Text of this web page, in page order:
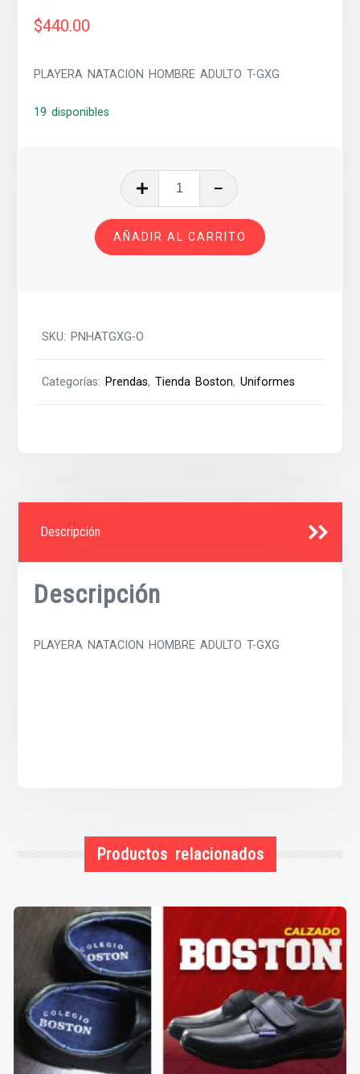
$440.00
PLAYERA NATACION HOMBRE ADULTO T-GXG
19 disponibles
PLAYERA
NATACION
HOMBRE
ADULTO
T-
AÑADIR AL CARRITO
SKU: PNHATGXG-O
Categorías: Prendas,Tienda Boston,Uniformes
Descripción
Descripción
PLAYERA NATACION HOMBRE ADULTO T-GXG
Productos relacionados